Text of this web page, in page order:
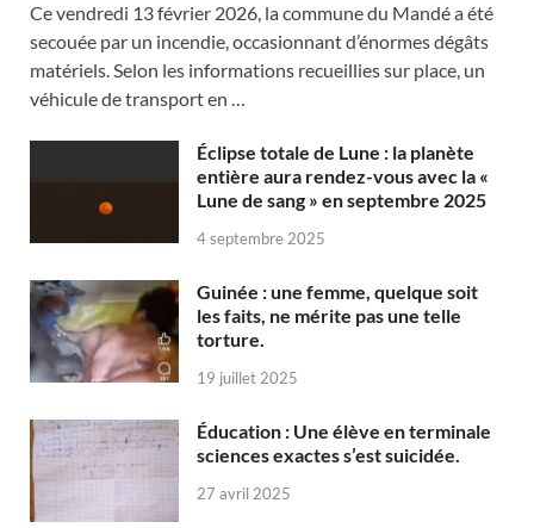
Ce vendredi 13 février 2026, la commune du Mandé a été
secouée par un incendie, occasionnant d’énormes dégâts
matériels. Selon les informations recueillies sur place, un
véhicule de transport en …
Éclipse totale de Lune : la planète
entière aura rendez-vous avec la «
Lune de sang » en septembre 2025
4 septembre 2025
Guinée : une femme, quelque soit
les faits, ne mérite pas une telle
torture.
19 juillet 2025
Éducation : Une élève en terminale
sciences exactes s’est suicidée.
27 avril 2025